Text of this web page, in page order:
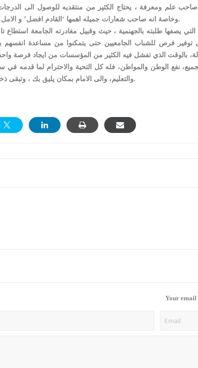
علم ومعرفة ، يحتاج الكثير من منتقديه للوصول الى
وخاصة انه صاحب شعارات جميله اهمها ‘القادم افضل’ و الامل والرجاء بالشباب.
توفير فرص للشباب الجامعيين حتى يتمكنوا من مساعدة انفسهم
نفع الوطن والمواطن، فله كل التحية والاحترام لما قدمه في
والتعليم، والى الامام بمكان يليق بك ، وتبقى ذخراً لوطنك وامتك.
Your email